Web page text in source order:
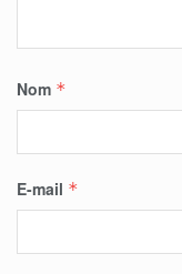
Nom *
E-mail *